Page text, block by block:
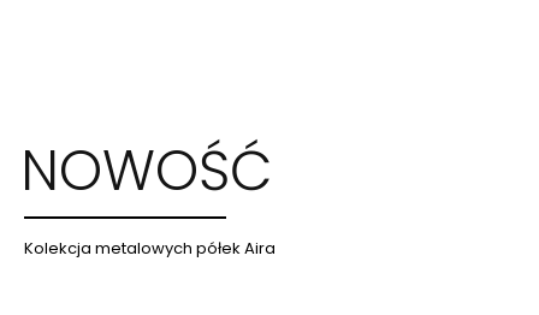
NOWOŚĆ
Kolekcja metalowych półek Aira